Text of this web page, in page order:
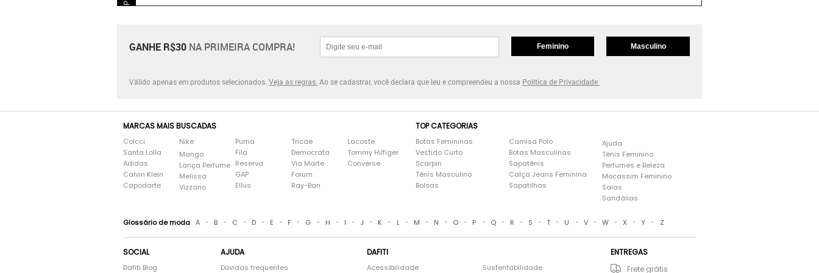
GANHE R$30 NA PRIMEIRA COMPRA! Feminino Masculino
Válido apenas em produtos selecionados. Veja as regras. Ao se cadastrar, você declara que leu e compreendeu a nossa Política de Privacidade.
MARCAS MAIS BUSCADAS
Colcci
Santa Lolla
Adidas
Calvin Klein
Capodarte
Nike
Mango
Lança Perfume
Melissa
Vizzano
Puma
Fila
Reserva
GAP
Ellus
Tricae
Democrata
Via Marte
Forum
Ray-Ban
Lacoste
Tommy Hilfiger
Converse
TOP CATEGORIAS
Botas Femininas
Vestido Curto
Scarpin
Tênis Masculino
Bolsas
Camisa Polo
Botas Masculinas
Sapatênis
Calça Jeans Feminina
Sapatilhas
Ajuda
Tênis Feminino
Perfumes e Beleza
Mocassim Feminino
Saias
Sandálias
Glossário de moda A • B • C • D • E • F • G • H • I • J • K • L • M • N • O • P • Q • R • S • T • U • V • W • X • Y • Z
SOCIAL
Dafiti Blog
AJUDA
Dúvidas frequentes
DAFITI
Acessibilidade Sustentabilidade
ENTREGAS
Frete grátis